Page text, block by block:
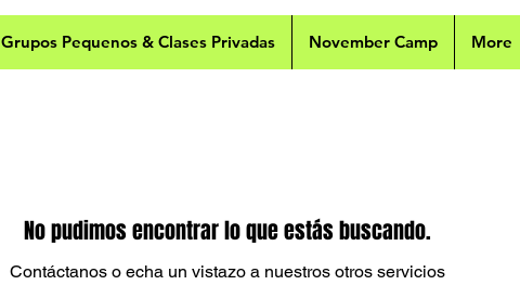
Grupos Pequenos & Clases Privadas November Camp More
No pudimos encontrar lo que estás buscando.
Contáctanos o echa un vistazo a nuestros otros servicios